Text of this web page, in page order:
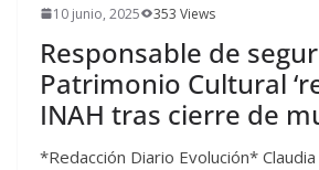
10 junio, 2025 353 Views
Responsable de
Patrimonio Cultural
INAH tras cierre de
*Redacción Diario Evolución*